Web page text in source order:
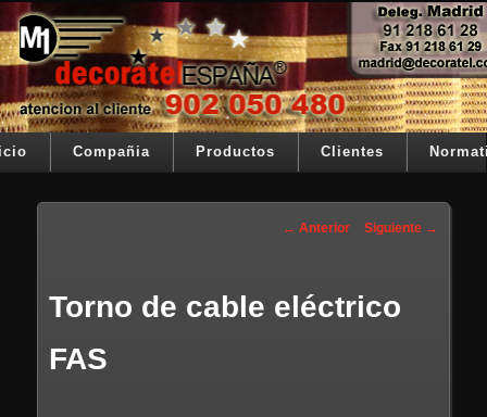
Ir al contenido principal
Decoratel España
Su telon de teatro es nuestra razón de ser
Menú principalCompañia Productos Clientes
Navegación de entradas
← Anterior Siguiente →
Torno de cable eléctrico
FAS